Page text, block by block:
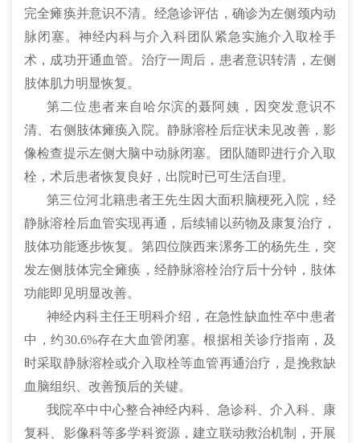
完全瘫痪并意识不清。经急诊评估，确诊为左侧颈内动
脉闭塞。神经内科与介入科团队紧急实施介入取栓手
术，成功开通血管。治疗一周后，患者意识转清，左侧
肢体肌力明显恢复。
第二位患者来自哈尔滨的聂阿姨，因突发意识不
清、右侧肢体瘫痪入院。静脉溶栓后症状未见改善，影
像检查提示左侧大脑中动脉闭塞。团队随即进行介入取
栓，术后患者恢复良好，出院时已可生活自理。
第三位河北籍患者王先生因大面积脑梗死入院，经
静脉溶栓后血管实现再通，后续辅以药物及康复治疗，
肢体功能逐步恢复。第四位陕西来漯务工的杨先生，突
发左侧肢体完全瘫痪，经静脉溶栓治疗后十分钟，肢体
功能即见明显改善。
神经内科主任王明科介绍，在急性缺血性卒中患者
中，约30.6%存在大血管闭塞。根据相关诊疗指南，及
时采取静脉溶栓或介入取栓等血管再通治疗，是挽救缺
血脑组织、改善预后的关键。
我院卒中中心整合神经内科、急诊科、介入科、康
复科、影像科等多学科资源，建立联动救治机制，开展